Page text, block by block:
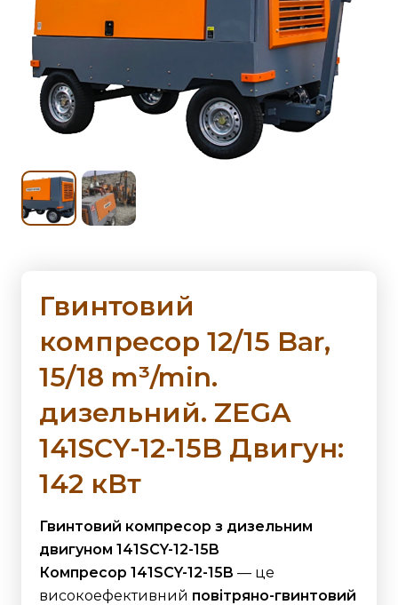
Гвинтовий
компресор 12/15 Bar,
15/18 m³/min.
дизельний. ZEGA
141SCY-12-15B Двигун:
142 кВт
Гвинтовий компресор з дизельним
двигуном 141SCY-12-15B
Компресор 141SCY-12-15B — це
високоефективний повітряно-гвинтовий